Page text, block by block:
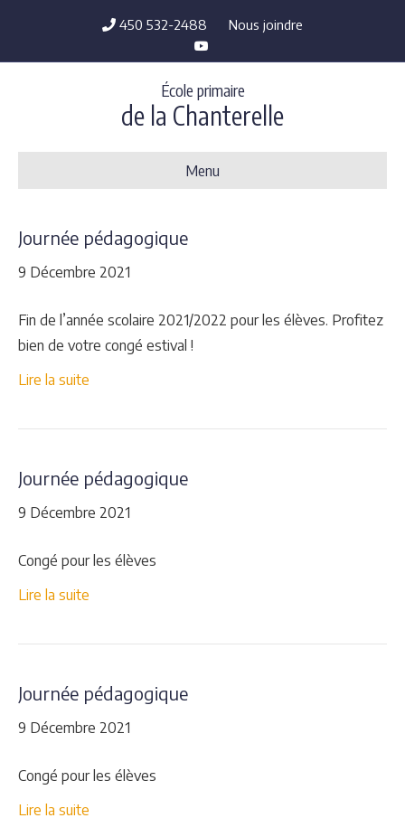
450 532-2488
Nous joindre
Y
o
u
u
e
École primaire
de la Chanterelle
Menu
Journée pédagogique
9 Décembre 2021
Fin de l’année scolaire 2021/2022 pour les élèves. Profitez
bien de votre congé estival !
Lire la suite
Journée pédagogique
9 Décembre 2021
Congé pour les élèves
Lire la suite
Journée pédagogique
9 Décembre 2021
Congé pour les élèves
Lire la suite